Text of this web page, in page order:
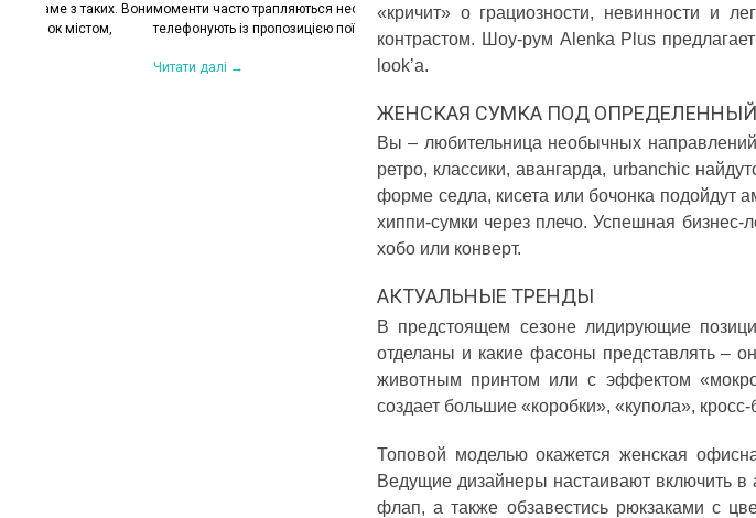
моменти часто трапляються несподівано. Друзі
телефонують із пропозицією поїхати на озеро,...
Цього літа погода ніби вирішила перевірити всіх
на готовність до сюрпризів. Зранку світить
сонце і +30°C, після обіду приходить сильний...
впевнено та
жінок
а...
«кричит» о грациозности, невинности и
контрастом. Шоу-рум Alenka Plus
look’a.
ЖЕНСКАЯ СУМКА ПОД
Вы – любительница необычных
ретро, классики, авангарда, urbanchic
форме седла, кисета или бочонка
хиппи-сумки через плечо. Успешная
хобо или конверт.
АКТУАЛЬНЫЕ ТРЕНДЫ
В предстоящем сезоне лидирующие
отделаны и какие фасоны представлять –
животным принтом или с эффектом
создает большие «коробки», «купола», кросс-
Топовой моделью окажется женская
Ведущие дизайнеры настаивают включить в
флап, а также обзавестись рюкзаками с